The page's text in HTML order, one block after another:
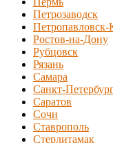
Петрозаводск
Петропавловск-
Ростов-на-Дону
Рубцовск
Рязань
Самара
Санкт-
Саратов
Сочи
Ставрополь
Стерлитамак